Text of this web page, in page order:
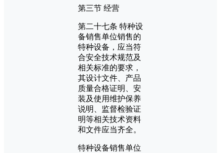
第三节 经营
第二十七条 特种设
备销售单位销售的
特种设备，应当符
合安全技术规范及
相关标准的要求，
其设计文件、产品
质量合格证明、安
装及使用维护保养
说明、监督检验证
明等相关技术资料
和文件应当齐全。
特种设备销售单位